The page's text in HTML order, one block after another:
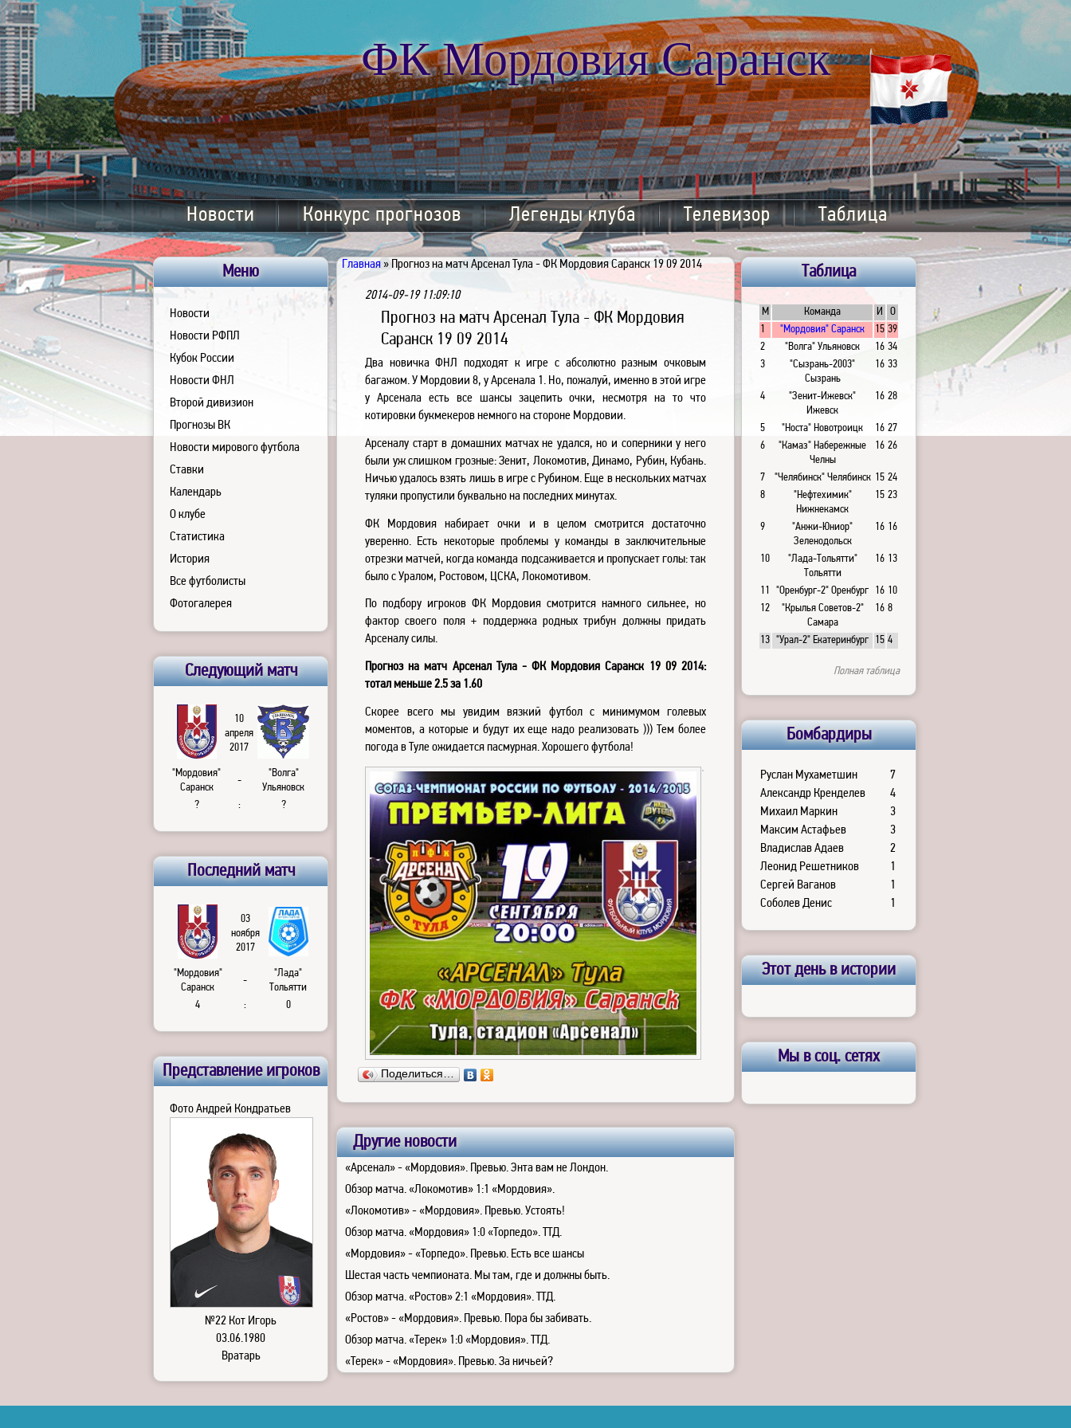
ФК Мордовия Саранск
Новости Конкурс прогнозов Легенды клуба Телевизор Таблица
Главная » Прогноз на матч Арсенал Тула - ФК Мордовия Саранск 19 09 2014
2014-09-19 11:09:10
Прогноз на матч Арсенал Тула - ФК Мордовия
Саранск 19 09 2014
Два новичка ФНЛ подходят к игре с абсолютно разным очковым
багажом. У Мордовии 8, у Арсенала 1. Но, пожалуй, именно в этой игре
у Арсенала есть все шансы зацепить очки, несмотря на то что
котировки букмекеров немного на стороне Мордовии.
Арсеналу старт в домашних матчах не удался, но и соперники у него
были уж слишком грозные: Зенит, Локомотив, Динамо, Рубин, Кубань.
Ничью удалось взять лишь в игре с Рубином. Еще в нескольких матчах
туляки пропустили буквально на последних минутах.
ФК Мордовия набирает очки и в целом смотрится достаточно
уверенно. Есть некоторые проблемы у команды в заключительные
отрезки матчей, когда команда подсаживается и пропускает голы: так
было с Уралом, Ростовом, ЦСКА, Локомотивом.
По подбору игроков ФК Мордовия смотрится намного сильнее, но
фактор своего поля + поддержка родных трибун должны придать
Арсеналу силы.
Прогноз на матч Арсенал Тула - ФК Мордовия Саранск 19 09 2014:
тотал меньше 2.5 за 1.60
Скорее всего мы увидим вязкий футбол с минимумом голевых
моментов, а которые и будут их еще надо реализовать ))) Тем более
погода в Туле ожидается пасмурная. Хорошего футбола!
Поделиться…
Другие новости
«Арсенал» - «Мордовия». Превью. Энта вам не Лондон.
Обзор матча. «Локомотив» 1:1 «Мордовия».
«Локомотив» - «Мордовия». Превью. Устоять!
Обзор матча. «Мордовия» 1:0 «Торпедо». ТТД.
«Мордовия» - «Торпедо». Превью. Есть все шансы
Шестая часть чемпионата. Мы там, где и должны быть.
Обзор матча. «Ростов» 2:1 «Мордовия». ТТД.
«Ростов» - «Мордовия». Превью. Пора бы забивать.
Обзор матча. «Терек» 1:0 «Мордовия». ТТД.
«Терек» - «Мордовия». Превью. За ничьей?
Таблица
М Команда И
О
1
"Мордовия" Саранск 15 39
2
"Волга" Ульяновск 16 34
3
"Сызрань-2003"
Сызрань
16 33
4
"Зенит-Ижевск"
Ижевск
16 28
5 "Носта" Новотроицк 16 27
6
"Камаз" Набережные
Челны
16 26
7 "Челябинск" Челябинск 15 24
8
"Нефтехимик"
Нижнекамск
15 23
9
"Анжи-Юниор"
Зеленодольск
16 16
10
"Лада-Тольятти"
Тольятти
16 13
11 "Оренбург-2" Оренбург 16 10
12
"Крылья Советов-2"
Самара
16 8
13 "Урал-2" Екатеринбург 15 4
Полная таблица
Бомбардиры
Руслан Мухаметшин
7
Александр Кренделев
4
Михаил Маркин
3
Максим Астафьев
3
Владислав Адаев
2
Леонид Решетников
1
Сергей Ваганов
1
Соболев Денис
1
Этот день в истории
Мы в соц. сетях
Меню
Новости
Новости РФПЛ
Кубок России
Новости ФНЛ
Второй дивизион
Прогнозы ВК
Новости мирового футбола
Ставки
Календарь
О клубе
Статистика
История
Все футболисты
Фотогалерея
Следующий матч
10
апреля
2017
"Мордовия"
Саранск
-
"Волга"
Ульяновск
?
: ?
Последний матч
03
ноября
2017
"Мордовия"
Саранск
-
"Лада"
Тольятти
4
: 0
Представление игроков
Фото Андрей Кондратьев
№22 Кот Игорь
03.06.1980
Вратарь